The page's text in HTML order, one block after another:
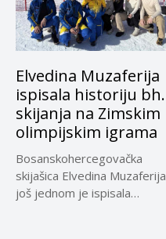
Elvedina Muzaferija
ispisala historiju bh.
skijanja na Zimskim
olimpijskim igrama
Bosanskohercegovačka
skijašica Elvedina Muzaferija
još jednom je ispisala